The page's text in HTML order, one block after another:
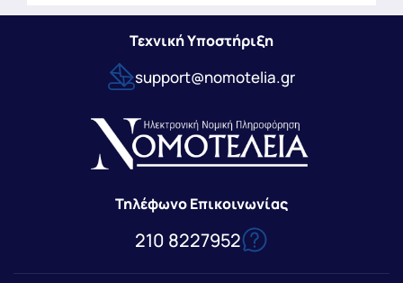
Τεχνική Υποστήριξη
support@nomotelia.gr
Τηλέφωνο Επικοινωνίας
210 8227952